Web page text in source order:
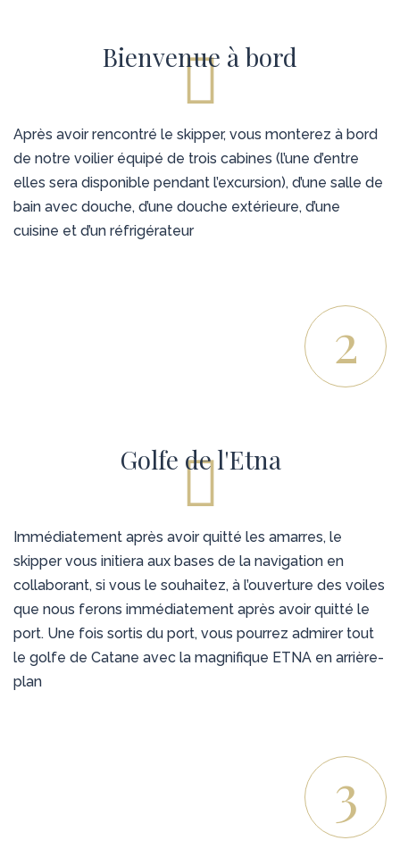
Bienvenue à bord
Après avoir rencontré le skipper, vous monterez à bord
de notre voilier équipé de trois cabines (l’une d’entre
elles sera disponible pendant l’excursion), d’une salle de
bain avec douche, d’une douche extérieure, d’une
cuisine et d’un réfrigérateur
2
Golfe de l'Etna
Immédiatement après avoir quitté les amarres, le
skipper vous initiera aux bases de la navigation en
collaborant, si vous le souhaitez, à l’ouverture des voiles
que nous ferons immédiatement après avoir quitté le
port. Une fois sortis du port, vous pourrez admirer tout
le golfe de Catane avec la magnifique ETNA en arrière-
plan
3